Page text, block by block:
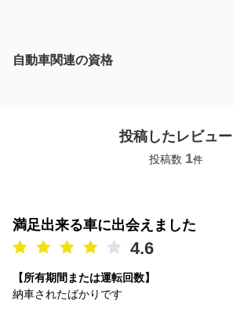
自動車関連の資格
投稿したレビュー
投稿数 1件
満足出来る車に出会えました
4.6
【所有期間または運転回数】
納車されたばかりです